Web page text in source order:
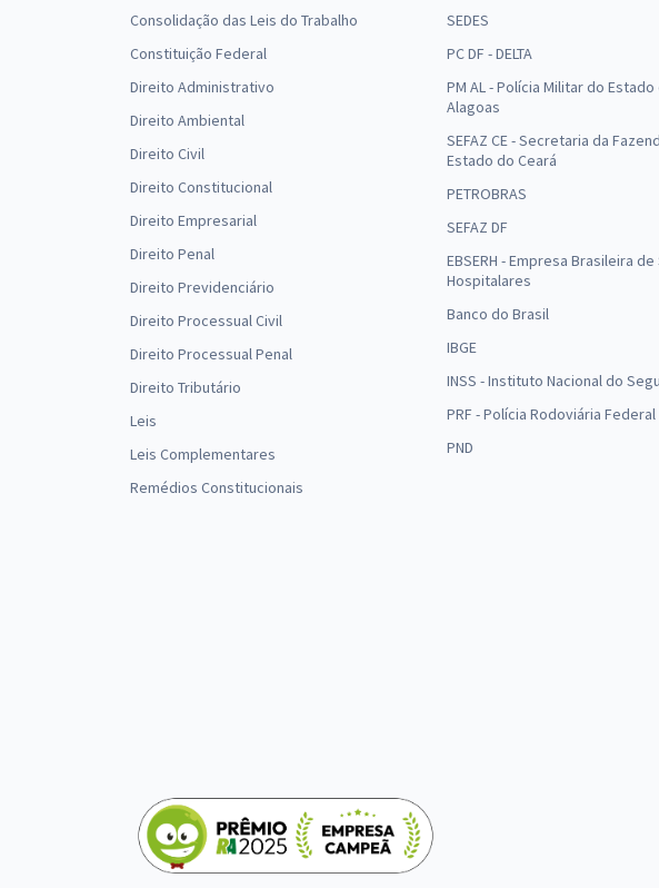
Consolidação das Leis do Trabalho
Constituição Federal
Direito Administrativo
Direito Ambiental
Direito Civil
Direito Constitucional
Direito Empresarial
Direito Penal
Direito Previdenciário
Direito Processual Civil
Direito Processual Penal
Direito Tributário
Leis
Leis Complementares
Remédios Constitucionais
SEDES
PC DF - DELTA
PM AL - Polícia Militar do Estado
Alagoas
SEFAZ CE - Secretaria da
Estado do Ceará
PETROBRAS
SEFAZ DF
EBSERH - Empresa Brasileira
Hospitalares
Banco do Brasil
IBGE
INSS - Instituto Nacional do
PRF - Polícia Rodoviária Federal
PND